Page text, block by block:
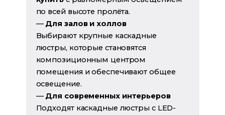
по всей высоте пролёта.
— Для залов и холлов
Выбирают крупные каскадные
люстры, которые становятся
композиционным центром
помещения и обеспечивают общее
освещение.
— Для современных интерьеров
Подходят каскадные люстры с LED-